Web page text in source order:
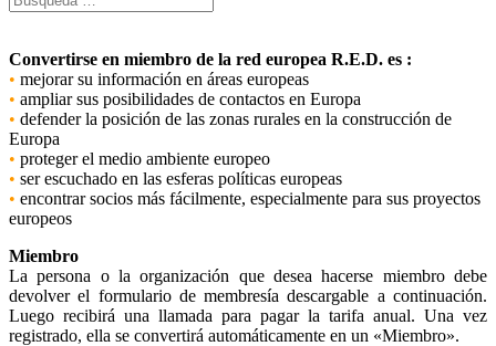
Convertirse en miembro de la red europea R.E.D. es :
• mejorar su información en áreas europeas
• ampliar sus posibilidades de contactos en Europa
• defender la posición de las zonas rurales en la construcción de
Europa
• proteger el medio ambiente europeo
• ser escuchado en las esferas políticas europeas
• encontrar socios más fácilmente, especialmente para sus proyectos
europeos
Miembro
La persona o la organización que desea hacerse miembro debe
devolver el formulario de membresía descargable a continuación.
Luego recibirá una llamada para pagar la tarifa anual. Una vez
registrado, ella se convertirá automáticamente en un «Miembro».